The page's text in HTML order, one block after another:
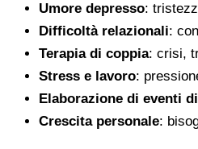
Umore depresso:
Difficoltà relazionali:
Terapia di coppia: crisi,
Stress e lavoro:
Elaborazione di eventi
Crescita personale: